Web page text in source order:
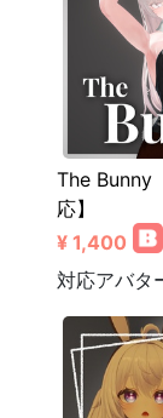
The Bunny
応】
¥ 1,400
対応アバタ